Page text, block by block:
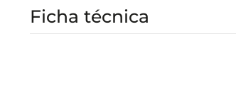
Ficha técnica